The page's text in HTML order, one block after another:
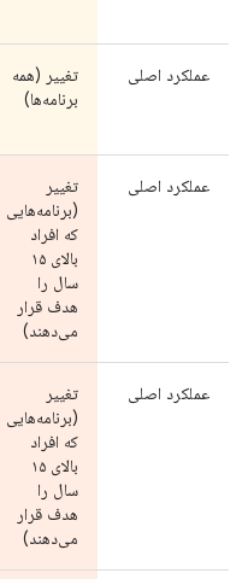
عملکرد اصلی
تغییر (همه
برنامه‌ها)
عملکرد اصلی
تغییر
(برنامه‌هایی
که افراد
بالای ۱۵
سال را
هدف قرار
می‌دهند)
عملکرد اصلی
تغییر
(برنامه‌هایی
که افراد
بالای ۱۵
سال را
هدف قرار
می‌دهند)